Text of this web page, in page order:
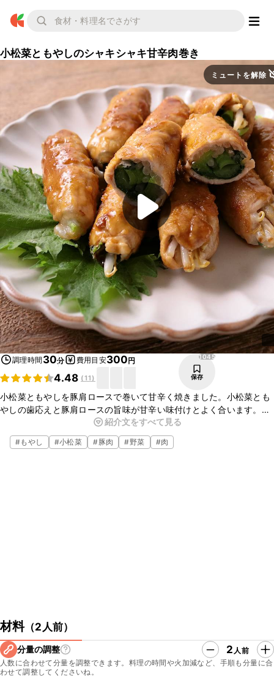
小松菜ともやしのシャキシャキ甘辛肉巻き
ミュートを解除
調理時間 30分 費用目安300円
4.48 (11)
1045
保存
小松菜ともやしを豚肩ロースで巻いて甘辛く焼きました。小松菜とも
やしの歯応えと豚肩ロースの旨味が甘辛い味付けとよく合います。お
酒にもよく合い、ご飯が進みます。お好みの野菜を入れるとアレンジ
が広がります。是非お試しくださいね。
紹介文をすべて見る
#もやし #小松菜 #豚肉 #野菜 #肉
材料（2人前）
分量の調整 2 人前
人数に合わせて分量を調整できます。料理の時間や火加減など、手順も分量に合
わせて調整してくださいね。